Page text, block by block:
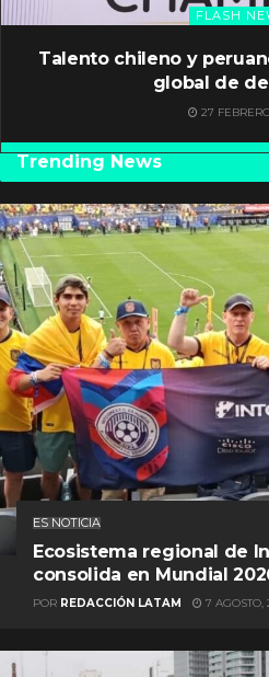
FLASH
Talento chileno y
global de
27
Trending News
ES NOTICIA
Ecosistema regional de
consolida en Mundial
POR REDACCIÓN LATAM 7 AGOSTO,